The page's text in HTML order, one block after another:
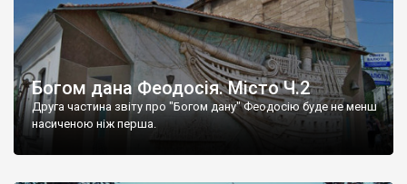
Богом дана Феодосія. Місто Ч.2
Друга частина звіту про "Богом дану" Феодосію буде не менш
насиченою ніж перша.